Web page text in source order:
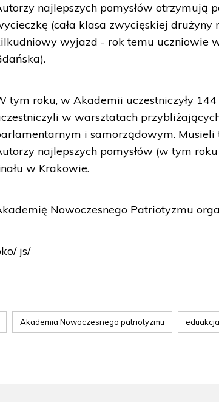
najlepszych pomysłów otrzymują
(cała klasa zwycięskiej
wyjazd - rok temu uczniowie
tym roku, w Akademii uczestniczyły
w warsztatach
i samorządowym. Musieli
najlepszych pomysłów (w tym
w Krakowie.
Nowoczesnego Patriotyzmu
js/
Akademia Nowoczesnego patriotyzmu